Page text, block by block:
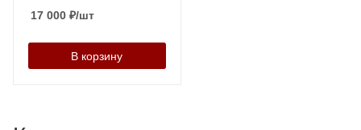
17 000 ₽/шт
В корзину